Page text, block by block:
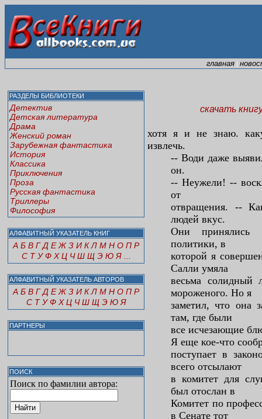
главная |
РАЗДЕЛЫ БИБЛИОТЕКИ
Детектив
Детская литература
Драма
Женский роман
Зарубежная фантастика
История
Классика
Приключения
Проза
Русская фантастика
Триллеры
Философия
АЛФАВИТНЫЙ УКАЗАТЕЛЬ КНИГ
А Б В Г Д Е Ж З И К Л М Н О П Р
С Т У Ф Х Ц Ч Ш Щ Э Ю Я
АЛФАВИТНЫЙ УКАЗАТЕЛЬ АВТОРОВ
А Б В Г Д Е Ж З И К Л М Н О П Р
С Т У Ф Х Ц Ч Ш Щ Э Ю Я
ПАРТНЕРЫ
ПОИСК
Поиск по фамилии автора:
скачать
хотя я и не знаю.
извлечь.
-- Води даже
он.
-- Неужели! --
от
отвращения. --
людей вкус.
Они принялись
политики, в
которой я
Салли умяла
весьма солидный
мороженого. Но я
заметил, что она
там, где были
все исчезающие
Я еще кое-что
поступает в
всего отсылают
в комитет для
был отослан в
Комитет по
в Сенате тот